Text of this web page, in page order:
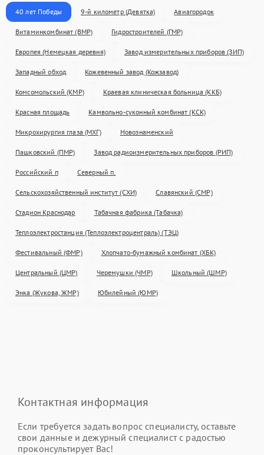
40 лет Победы 9-й километр (Девятка) Авиагородок
Витаминкомбинат (ВМР) Гидростроителей (ГМР)
Европея (Немецкая деревня) Завод измерительных приборов (ЗИП)
Западный обход Кожевенный завод (Кожзавод)
Комсомольский (КМР) Краевая клиническая больница (ККБ)
Красная площадь Камвольно-суконный комбинат (КСК)
Микрохирургия глаза (МХГ) Новознаменский
Пашковский (ПМР) Завод радиоизмерительных приборов (РИП)
Российский п Северный п.
Сельскохозяйственный институт (СХИ) Славянский (СМР)
Стадион Краснодар Табачная фабрика (Табачка)
Теплоэлектростанция (Теплоэлектроцентраль) (ТЭЦ)
Фестивальный (ФМР) Хлопчато-бумажный комбинат (ХБК)
Центральный (ЦМР) Черемушки (ЧМР) Школьный (ШМР)
Энка (Жукова, ЖМР) Юбилейный (ЮМР)
Контактная информация
Если требуется задать вопрос специалисту, оставьте
свои данные и дежурный специалист с радостью
проконсультирует Вас!